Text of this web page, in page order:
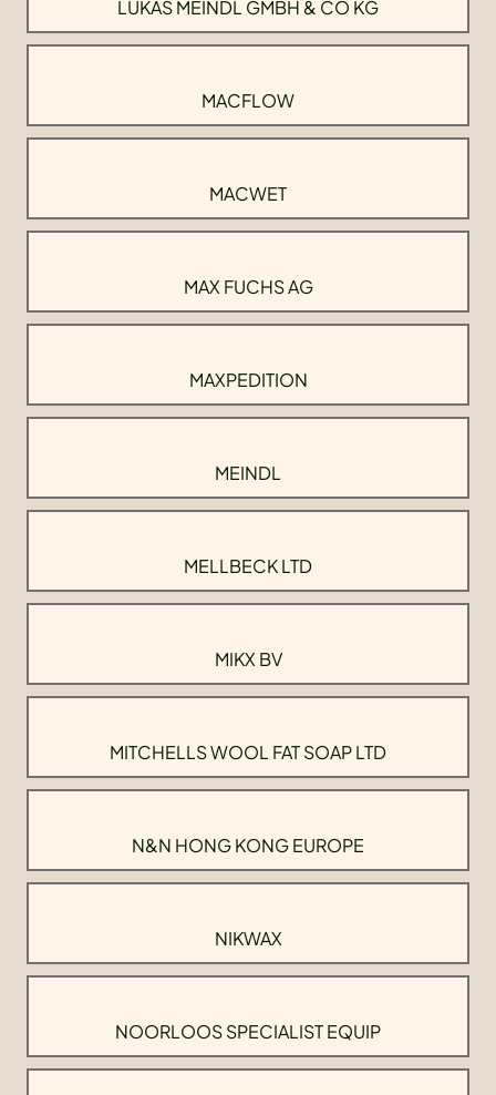
LUKAS MEINDL GMBH & CO KG
MACFLOW
MACWET
MAX FUCHS AG
MAXPEDITION
MEINDL
MELLBECK LTD
MIKX BV
MITCHELLS WOOL FAT SOAP LTD
N&N HONG KONG EUROPE
NIKWAX
NOORLOOS SPECIALIST EQUIP